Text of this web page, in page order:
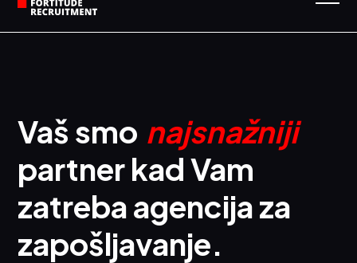
Vaš smo najsnažniji
partner kad Vam
zatreba agencija za
zapošljavanje.